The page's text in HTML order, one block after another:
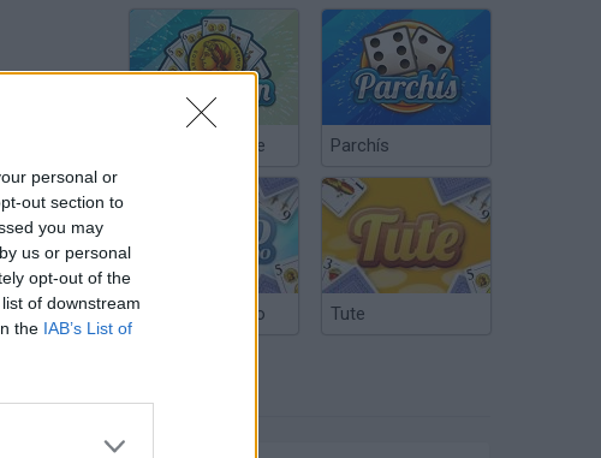
personal or
out section to
you may
us or personal
opt-out of the
of downstream
the IAB’s List of
Chinchón Online Parchís
Truco Argentino Tute